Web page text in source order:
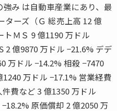
み は自動車産業にあり、最
ターズ（Ｇ 総売上高 12 億
トＭＳ 9 億1190 万ドル
2 億9870 万ドル −21.6% デデ
万ドル −14.2% 相殺 −7470
1240 万ドル −17.1% 営業経費
費など 3 億1350 万ドル
原価償却 2 億2050 万